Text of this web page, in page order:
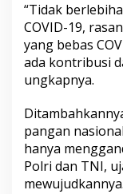
“Tidak
COVID-19,
yang bebas
ada kontribusi
ungkapnya.
pangan
hanya
Polri dan TNI,
mewujudkannya.